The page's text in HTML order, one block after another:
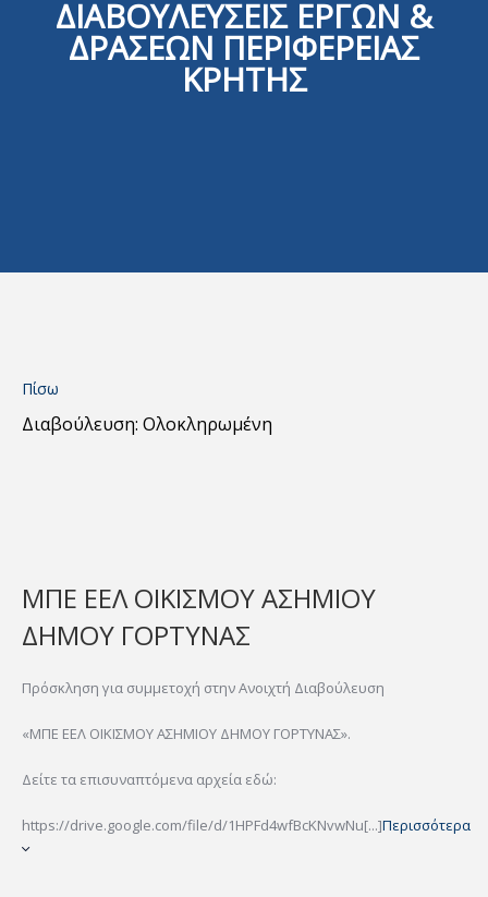
ΔΙΑΒΟΥΛΕΥΣΕΙΣ ΕΡΓΩΝ &
ΔΡΑΣΕΩΝ ΠΕΡΙΦΕΡΕΙΑΣ
ΚΡΗΤΗΣ
Πίσω
Διαβούλευση: Ολοκληρωμένη
ΜΠΕ ΕΕΛ ΟΙΚΙΣΜΟΥ ΑΣΗΜΙΟΥ
ΔΗΜΟΥ ΓΟΡΤΥΝΑΣ
Πρόσκληση για συμμετοχή στην Ανοιχτή Διαβούλευση
«ΜΠΕ ΕΕΛ ΟΙΚΙΣΜΟΥ ΑΣΗΜΙΟΥ ΔΗΜΟΥ ΓΟΡΤΥΝΑΣ».
Δείτε τα επισυναπτόμενα αρχεία εδώ:
https://drive.google.com/file/d/1HPFd4wfBcKNvwNu[...]Περισσότερα